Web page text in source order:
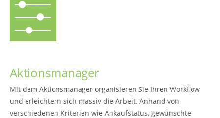
Aktionsmanager
Mit dem Aktionsmanager organisieren Sie Ihren Workflow
und erleichtern sich massiv die Arbeit. Anhand von
verschiedenen Kriterien wie Ankaufstatus, gewünschte